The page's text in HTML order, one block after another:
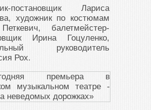
постановщик Лариса
художник по костюмам
балетмейстер-
Ирина Гоцуленко,
руководитель
Рох.